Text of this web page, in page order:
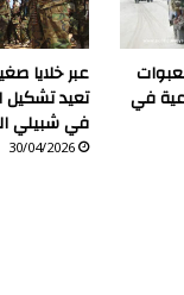
في
عبر خلايا
تعيد تشكيل
في شبيلي
30/04/2026